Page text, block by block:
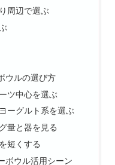
周辺で選ぶ
ウルの選び方
ツ中心を選ぶ
ーグルト系を選ぶ
量と器を見る
短くする
ボウル活用シーン